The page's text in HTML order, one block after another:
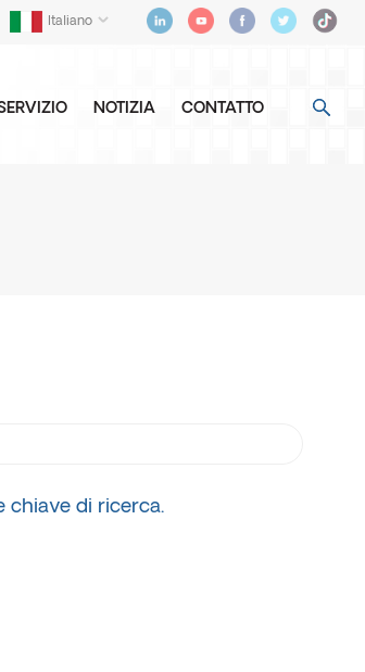
Italiano
NOTIZIA CONTATTO
chiave di ricerca.